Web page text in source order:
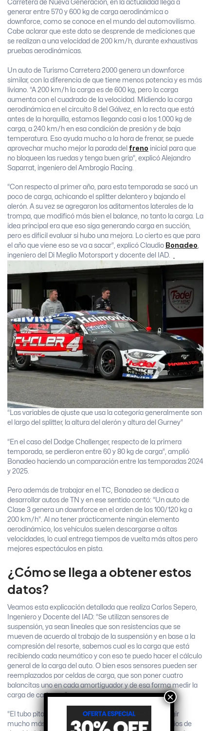
Carretera de Nueva Generación, en la actualidad llega a
generar entre 570 y 600 kg de carga aerodinámica o
downforce, como se conoce en el mundo del automovilismo.
Cabe aclarar que este dato se desprende de mediciones que
se realizan a una velocidad de 200 km/h, durante exhaustivas
pruebas aerodinámicas.
Un auto de Turismo Carretera 2000 genera un downforce
similar, con la diferencia de que tiene menos potencia y es más
liviano. “A 200 km/h la carga es de 600 kg, pero la carga
aumenta con el cuadrado de la velocidad. Midiendo la carga
aerodinámica en el circuito 8 del Gálvez, en la recta que está
antes de la horquilla, estamos llegando casi a los 1.000 kg de
carga, a 240 km/h en esa condición de presión y de baja
temperatura. Eso ayuda mucho a la hora de frenar, se puede
aprovechar mucho mejor la parada del freno inicial para que
no bloqueen las ruedas y tenga buen grip”, explicó Alejandro
Saparrat, ingeniero del Ambrogio Racing.
“Con respecto al primer año, para esta temporada se sacó un
poco de carga, achicando el splitter delantero y bajando el
alerón. A su vez se agregaron los aditamentos laterales de la
trompa, que modificó más bien el balance, no tanto la carga. La
idea principal era que eso siga generando carga en succión,
pero es difícil evaluar si hubo una mejora. Lo cierto es que para
el año que viene eso se va a sacar”, explicó Claudio Bonadeo
ingeniero del Di Meglio Motorsport y docente del IAD.
“Las variables de ajuste que usa la categoría generalmente son
el largo del splitter, la altura del alerón y altura del Gurney”
“En el caso del Dodge Challenger, respecto de la primera
temporada, se perdieron entre 60 y 80 kg de carga”, amplió
Bonadeo haciendo un comparación entre las temporadas 2024
y 2025.
Pero además de trabajar en el TC, Bonadeo se dedica a
desarrollar autos de TN y en ese sentido contó: “Un auto de
Clase 3 genera un downforce en el orden de los 100/120 kg a
200 km/h”. Al no tener prácticamente ningún elemento
aerodinámico, los vehículos suelen descargarse a altas
velocidades, lo cual entrega tiempos de vuelta más altos pero
mejores espectáculos en pista.
¿Cómo se llega a obtener estos
datos?
Veamos esta explicación detallada que realiza Carlos Sepero,
Ingeniero y Docente del IAD: “Se utilizan sensores de
suspensión, ya sean lineales que son resistencias que se
mueven de acuerdo al trabajo de la suspensión y en base a la
compresión del resorte, sabemos cual es la carga que está
recibiendo cada neumático y con eso te puedo hacer el cálculo
general de la carga del auto. O bien esos sensores pueden ser
reemplazados por celdas de carga, que son poner cuatro
balancitas uno en cada amortiguador y de esa forma medir la
carga de cada uno”
“El tubo pitot es un elemento que se utiliza para corregir
mucho más fina esa medición de acuerdo a los cambios de
×